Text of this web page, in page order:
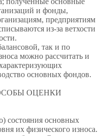
и фонды,
предприятиям
из-за ветхости
так и по
можно рассчитать и
основных фондов.
ОЦЕНКИ
состояния основных
их физического износа.